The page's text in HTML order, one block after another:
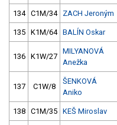
134 C1M/34 ZACH Jeroným
135 K1M/64 BALÍN Oskar
136 K1W/27
MILYANOVÁ
Anežka
137 C1W/8
ŠENKOVÁ
Aniko
138 C1M/35 KEŠ Miroslav